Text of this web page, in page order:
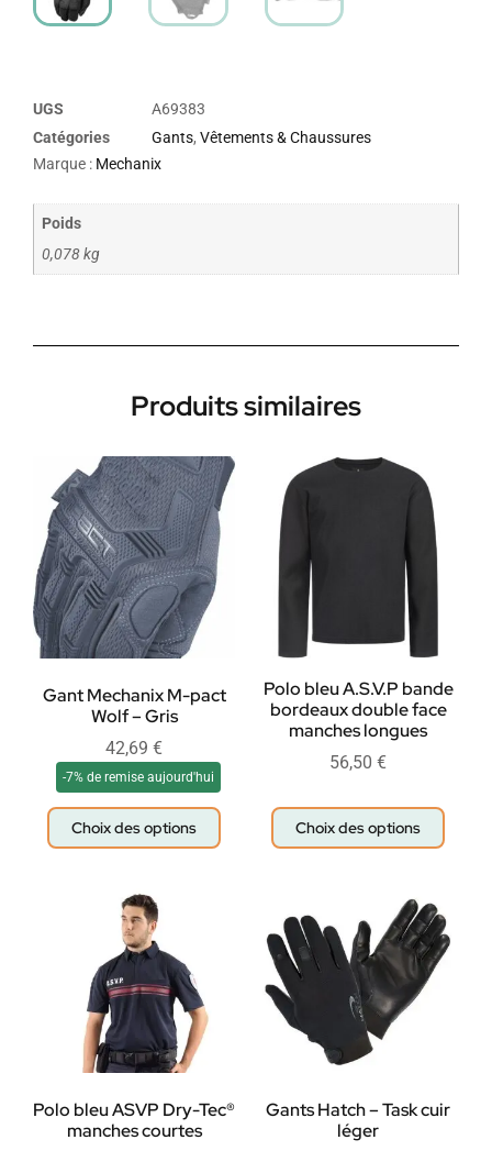
UGS
A69383
Catégories
Gants, Vêtements & Chaussures
Marque : Mechanix
Poids
0,078 kg
Produits similaires
Gant Mechanix M-pact
Wolf – Gris
42,69 €
-7% de remise aujourd'hui
Choix des options
Polo bleu A.S.V.P bande
bordeaux double face
manches longues
56,50 €
Choix des options
Polo bleu ASVP Dry-Tec®
manches courtes
Gants Hatch – Task cuir
léger